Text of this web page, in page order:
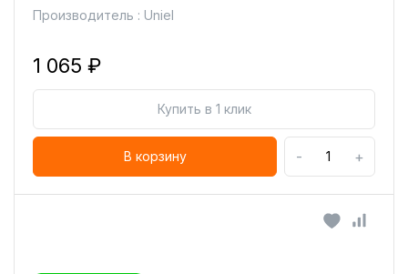
Производитель : Uniel
1 065 ₽
Купить в 1 клик
В корзину - +